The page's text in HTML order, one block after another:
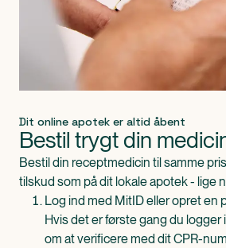
Dit online apotek er altid åbent
Bestil trygt din
Bestil din receptmedicin til samme
tilskud som på dit lokale apotek - lige
Log ind med MitID eller opret en
Hvis det er første gang du logger
om at verificere med dit CPR-